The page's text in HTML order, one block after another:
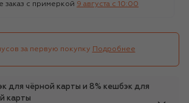
заказ с примеркой 9 августа c 10:00
за первую покупку Подробнее
для чёрной карты и 8% кешбэк для
карты